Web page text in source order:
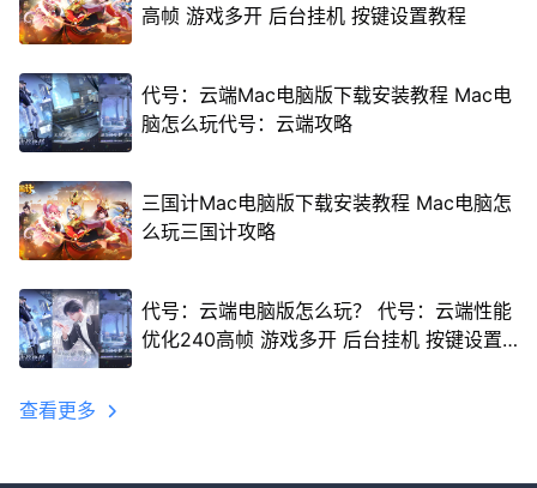
高帧 游戏多开 后台挂机 按键设置教程
代号：云端Mac电脑版下载安装教程 Mac电
脑怎么玩代号：云端攻略
三国计Mac电脑版下载安装教程 Mac电脑怎
么玩三国计攻略
代号：云端电脑版怎么玩？ 代号：云端性能
优化240高帧 游戏多开 后台挂机 按键设置
查看更多